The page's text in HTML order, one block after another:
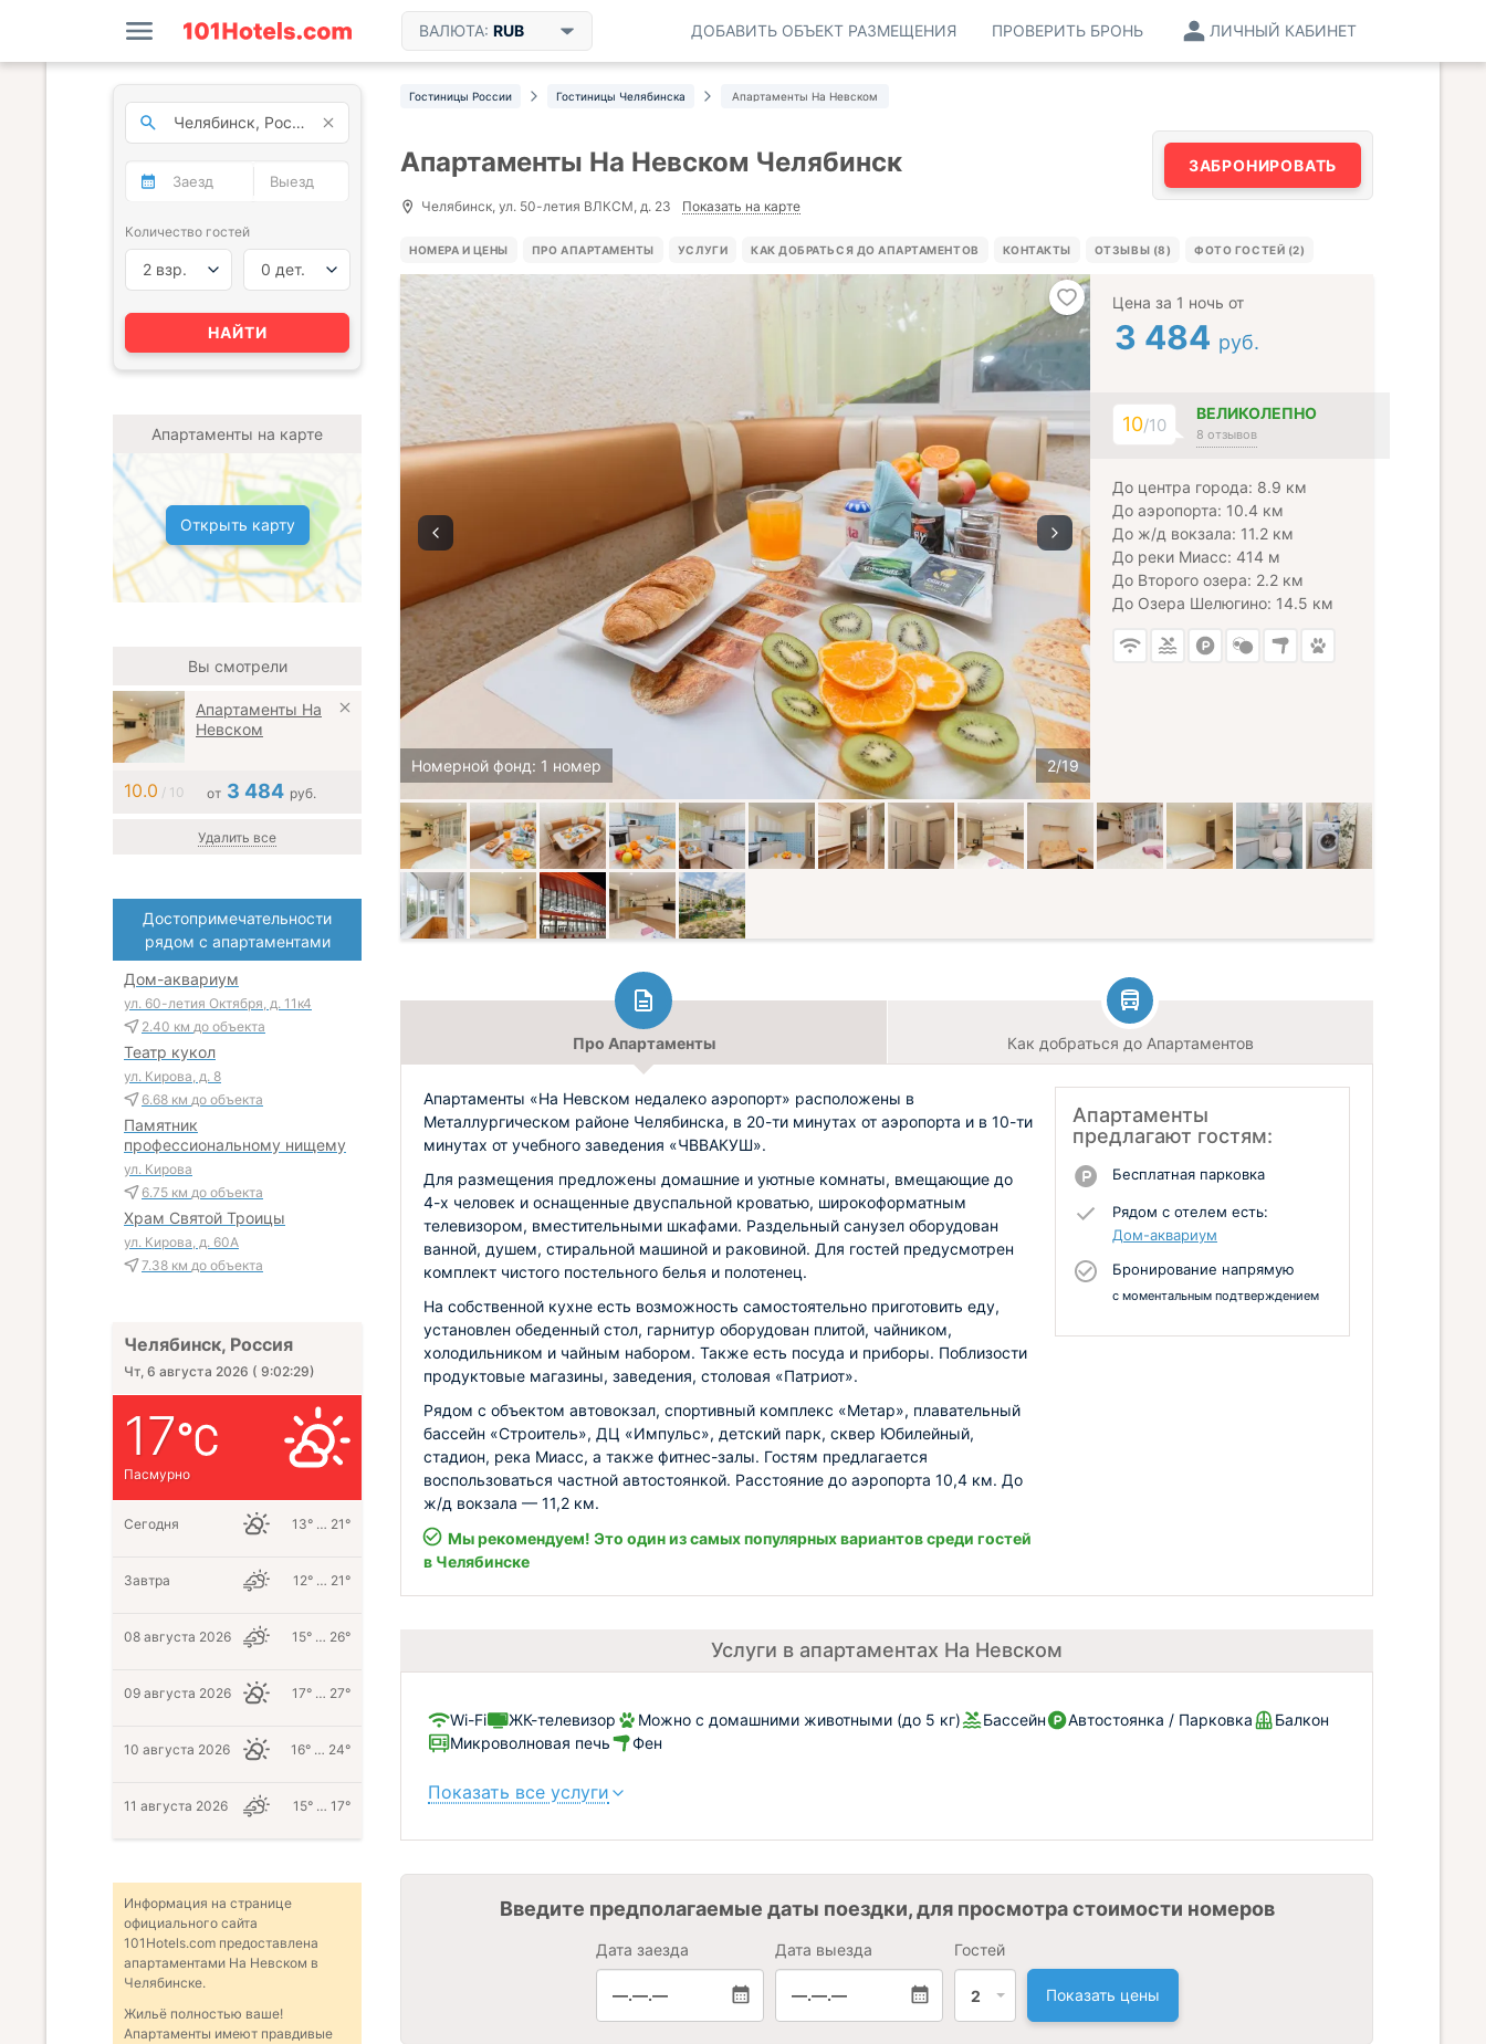
ВАЛЮТА: RUB ЛИЧНЫЙ КАБИНЕТ
ПРОВЕРИТЬ БРОНЬ
ДОБАВИТЬ ОБЪЕКТ РАЗМЕЩЕНИЯ
Гостиницы России Гостиницы Челябинска Апартаменты На Невском
Апартаменты На Невском Челябинск
Челябинск, ул. 50-летия ВЛКСМ, д. 23 Показать на карте
ЗАБРОНИРОВАТЬ
НОМЕРА И ЦЕНЫ ПРО АПАРТАМЕНТЫ УСЛУГИ КАК ДОБРАТЬСЯ ДО АПАРТАМЕНТОВ КОНТАКТЫ ОТЗЫВЫ (8) ФОТО ГОСТЕЙ (2)
Номерной фонд: 1 номер
Цена за 1 ночь от
3 484 руб.
10/10
ВЕЛИКОЛЕПНО
8 отзывов
До центра города: 8.9 км
До аэропорта: 10.4 км
До ж/д вокзала: 11.2 км
До реки Миасс: 414 м
До Второго озера: 2.2 км
До Озера Шелюгино: 14.5 км
Про Апартаменты Как добраться до Апартаментов
Апартаменты
предлагают гостям:
Бесплатная парковка
Рядом с отелем есть:
Дом-аквариум
Бронирование напрямую
с моментальным подтверждением
Апартаменты «На Невском недалеко аэропорт» расположены в
Металлургическом районе Челябинска, в 20-ти минутах от аэропорта и в 10-ти
минутах от учебного заведения «ЧВВАКУШ».
Для размещения предложены домашние и уютные комнаты, вмещающие до
4-х человек и оснащенные двуспальной кроватью, широкоформатным
телевизором, вместительными шкафами. Раздельный санузел оборудован
ванной, душем, стиральной машиной и раковиной. Для гостей предусмотрен
комплект чистого постельного белья и полотенец.
На собственной кухне есть возможность самостоятельно приготовить еду,
установлен обеденный стол, гарнитур оборудован плитой, чайником,
холодильником и чайным набором. Также есть посуда и приборы. Поблизости
продуктовые магазины, заведения, столовая «Патриот».
Рядом с объектом автовокзал, спортивный комплекс «Метар», плавательный
бассейн «Строитель», ДЦ «Импульс», детский парк, сквер Юбилейный,
стадион, река Миасс, а также фитнес-залы. Гостям предлагается
воспользоваться частной автостоянкой. Расстояние до аэропорта 10,4 км. До
ж/д вокзала — 11,2 км.
Мы рекомендуем! Это один из самых популярных вариантов среди гостей
в Челябинске
Услуги в апартаментах На Невском
Wi-Fi ЖК-телевизор Можно с домашними животными (до 5 кг) Бассейн Автостоянка / Парковка
Балкон
Микроволновая печь
Фен
Показать все услуги
Введите предполагаемые даты поездки, для просмотра стоимости номеров
Дата заезда
—.—.—
Дата выезда
—.—.—
Гостей
2 Показать цены
Количество гостей
2 взр. 0 дет.
НАЙТИ
Апартаменты на карте
Открыть карту
Вы смотрели
Апартаменты На
Невском
10.0 / 10 от 3 484 руб.
Удалить все
Достопримечательности
рядом с апартаментами
Дом-аквариум
ул. 60-летия Октября, д. 11к4
2.40 км до объекта
Театр кукол
ул. Кирова, д. 8
6.68 км до объекта
Памятник
профессиональному нищему
ул. Кирова
6.75 км до объекта
Храм Святой Троицы
ул. Кирова, д. 60А
7.38 км до объекта
Челябинск, Россия
Чт, 6 августа 2026 ( 9:02:30)
17
Пасмурно
Сегодня 13° … 21°
Завтра 12° … 21°
08 августа 2026 15° … 26°
09 августа 2026 17° … 27°
10 августа 2026 16° … 24°
11 августа 2026 15° … 17°
Информация на странице
официального сайта
101Hotels.com предоставлена
апартаментами На Невском в
Челябинске.
Жильё полностью ваше!
Апартаменты имеют правдивые